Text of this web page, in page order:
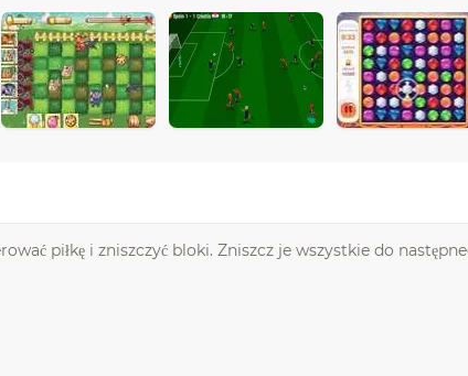
piłkę i zniszczyć bloki. Zniszcz je wszystkie do